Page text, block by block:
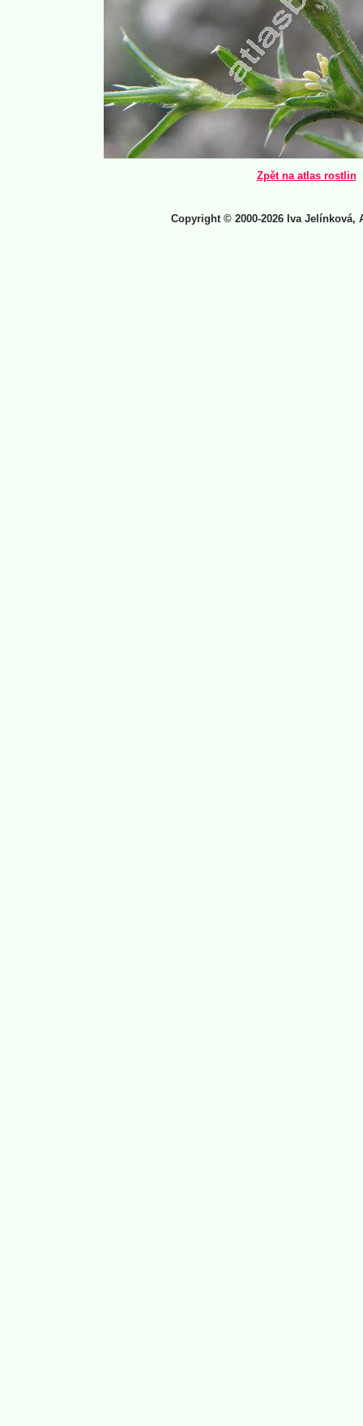
Zpět na atlas rostlin
Copyright © 2000-2026 Iva Jelínková,